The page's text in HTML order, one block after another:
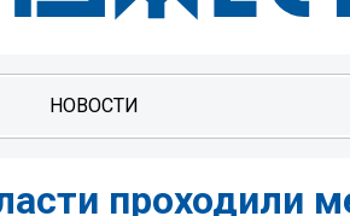
НОВОСТИ
проходили